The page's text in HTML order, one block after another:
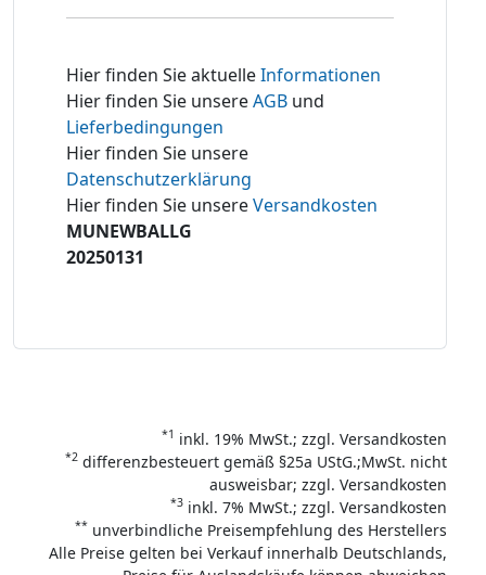
Hier finden Sie aktuelleInformationen
Hier finden Sie unsereAGB und
Lieferbedingungen
Hier finden Sie unsere
Datenschutzerklärung
Hier finden Sie unsereVersandkosten
MUNEWBALLG
20250131
*1 inkl. 19% MwSt.; zzgl. Versandkosten
*2 differenzbesteuert gemäß §25a UStG.;MwSt. nicht
ausweisbar; zzgl. Versandkosten
*3 inkl. 7% MwSt.; zzgl. Versandkosten
** unverbindliche Preisempfehlung des Herstellers
Alle Preise gelten bei Verkauf innerhalb Deutschlands,